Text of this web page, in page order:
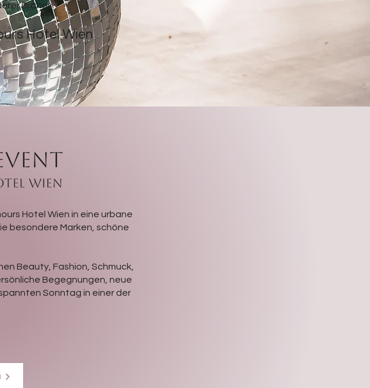
Brands.
Hotel Wien
Wien
Hotel Wien in eine urbane
besondere Marken, schöne
Beauty, Fashion, Schmuck,
Begegnungen, neue
Sonntag in einer der